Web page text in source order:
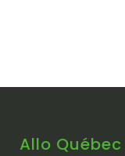
Allo Québec